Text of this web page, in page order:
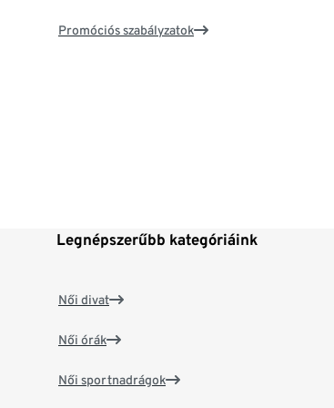
Promóciós szabályzatok
Legnépszerűbb kategóriáink
Női divat
Női órák
Női sportnadrágok